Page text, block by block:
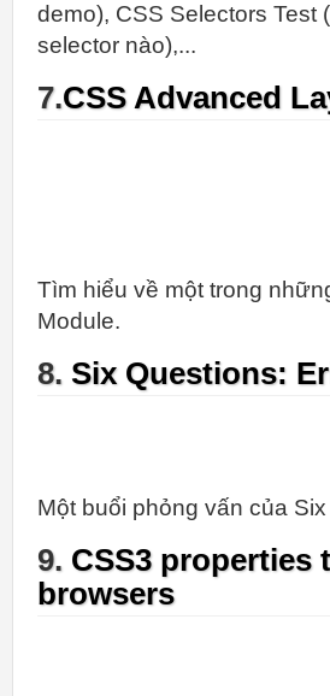
demo), CSS Selectors Test
selector nào),...
7.CSS Advanced
Tìm hiểu về một trong
Module.
8. Six Questions:
Một buổi phỏng vấn của
9. CSS3 properties
browsers